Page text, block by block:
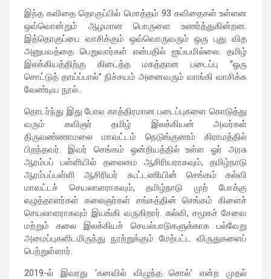
இந்த கவிதை தொகுப்பில் மொத்தம் 93 கவிதைகள் உள்ளன
ஒவ்வொன்றும் ஆழமான பொருளை உணர்த்துகின்றன.
இத்தொகுப்பை வாசிக்கும் ஒவ்வொருவரும் ஒரு புது வித
அனுபவத்தை பெறுவார்கள் என்பதில் ஐய்யமில்லை. தமிழ்
இலக்கியத்திற்கு கிடைத்த மகத்தான படைப்பு “ஒரு
சொட்டுத் தாய்ப்பால்” நிச்சயம் அனைவரும் வாங்கி வாசிக்க
வேண்டிய நூல்..
தொடர்ந்து இது போல காத்திரமான படைப்புகளை கொடுத்து
வரும் கவிஞர் தமிழ் இலக்கியன் அவர்கள்
திருவண்ணாமலை மாவட்டம் நெடுங்குணம் கிராமத்தில்
பிறந்தவர். இவர் செங்கம் ஒன்றியத்தில் உள்ள ஓர் அரசு
ஆரம்பப் பள்ளியில் தலைமை ஆசிரியராகவும், தமிழ்நாடு
ஆரம்பப்பள்ளி ஆசிரியர் கூட்டணியின் செங்கம் கல்வி
மாவட்டச் செயலாளராகவும், தமிழ்நாடு முற் போக்கு
எழுத்தாளர்கள் கலைஞர்கள் சங்கத்தின் செங்கம் கிளைச்
செயலாளராகவும் இயங்கி வருகிறார். கல்வி, சமூகச் சேவை
மற்றும் கலை இலக்கியச் செயல்பாடுகளுக்காக பல்வேறு
அமைப்புகளிடமிருந்து நூற்றுக்கும் மேற்பட்ட விருதுகளைப்
பெற்றுள்ளார்.
2019-ல் இவரது ‘கனவில் விழுந்த சொல்’ என்ற முதல்